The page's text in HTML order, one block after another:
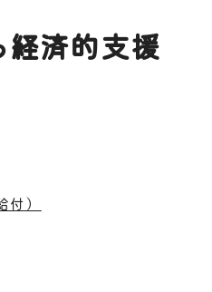
済的支援
）